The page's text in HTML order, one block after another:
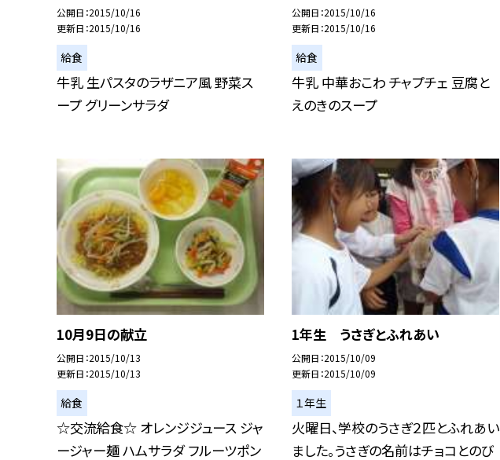
公開日 2015/10/16
更新日 2015/10/16
給食
牛乳 生パスタのラザニア風 野菜ス
ープ グリーンサラダ
公開日 2015/10/16
更新日 2015/10/16
給食
牛乳 中華おこわ チャプチェ 豆腐と
えのきのスープ
10月9日の献立
公開日 2015/10/13
更新日 2015/10/13
給食
☆交流給食☆ オレンジジュース ジャ
ージャー麺 ハムサラダ フルーツポン
1年生 うさぎとふれあい
公開日 2015/10/09
更新日 2015/10/09
１年生
火曜日、学校のうさぎ２匹とふれあい
ました。うさぎの名前はチョコとのび